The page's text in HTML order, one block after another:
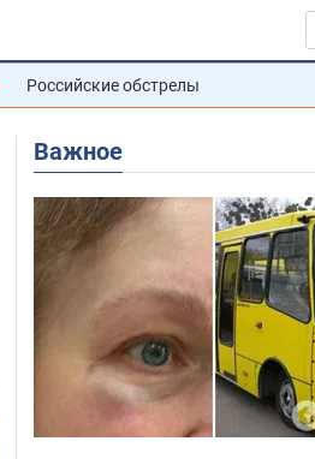
Российские обстрелы
Важное